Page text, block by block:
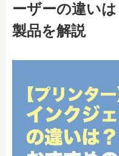
ーザーの違い
製品を解説